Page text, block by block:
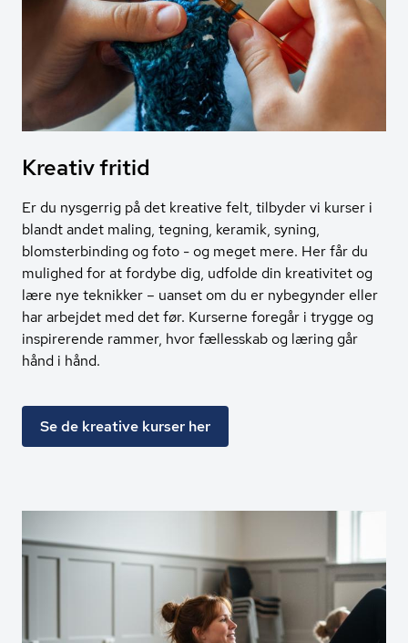
Kreativ fritid
Er du nysgerrig på det kreative felt, tilbyder vi kurser i
blandt andet maling, tegning, keramik, syning,
blomsterbinding og foto - og meget mere. Her får du
mulighed for at fordybe dig, udfolde din kreativitet og
lære nye teknikker – uanset om du er nybegynder eller
har arbejdet med det før. Kurserne foregår i trygge og
inspirerende rammer, hvor fællesskab og læring går
hånd i hånd.
Se de kreative kurser her